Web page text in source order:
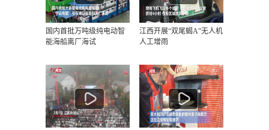
国内首批万吨级纯电动智
能海船离厂海试
江西开展“双尾蝎A”无人机
人工增雨